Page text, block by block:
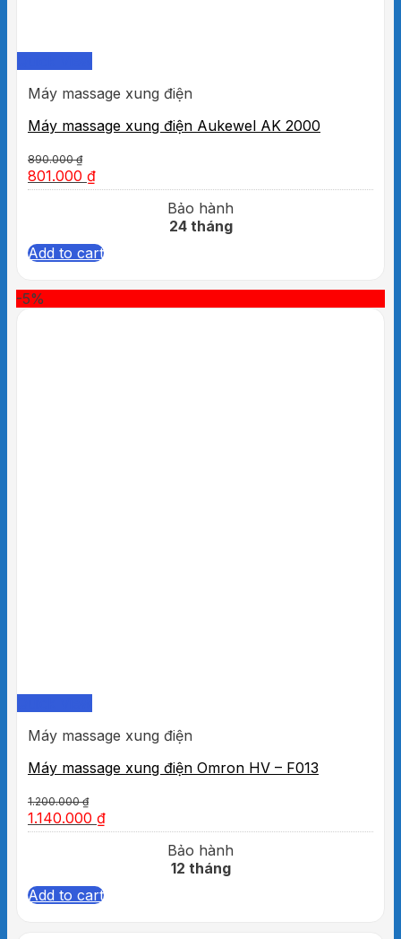
Máy massage xung điện
Máy massage xung điện Aukewel AK 2000
890.000₫
801.000 ₫
Bảo hành
24 tháng
Add to cart
-5%
Máy massage xung điện
Máy massage xung điện Omron HV – F013
1.200.000₫
1.140.000 ₫
Bảo hành
12 tháng
Add to cart